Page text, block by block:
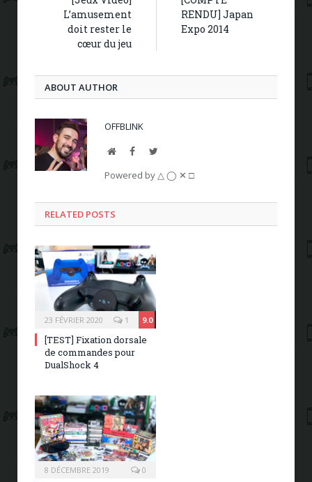
L’amusement
doit rester le
cœur du jeu
RENDU] Japan
Expo 2014
ABOUT AUTHOR
OFFBLINK
WebsiteFacebookTwitter
Powered by △ ◯ ✕ □
RELATED POSTS
23 FÉVRIER 2020 9.0
1
[TEST] Fixation dorsale
de commandes pour
DualShock 4
8 DÉCEMBRE 2019 0